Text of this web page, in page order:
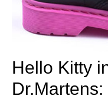
Hello Kitty